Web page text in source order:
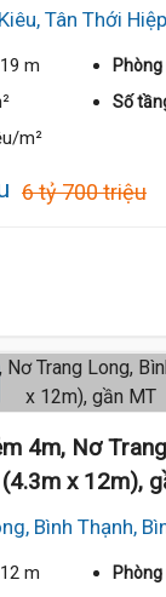
Tân Thới
m Phòng
Số
m²
6 tỷ 700 triệu
4m, Nơ
x 12m),
Bình Thạnh,
m Phòng